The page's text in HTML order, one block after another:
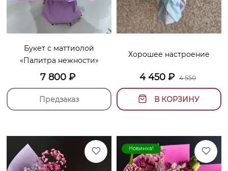
Букет с маттиолой
«Палитра нежности»
7 800 ₽
Предзаказ
Хорошее настроение
4 450 ₽ 4 550
В КОРЗИНУ
Новинка!